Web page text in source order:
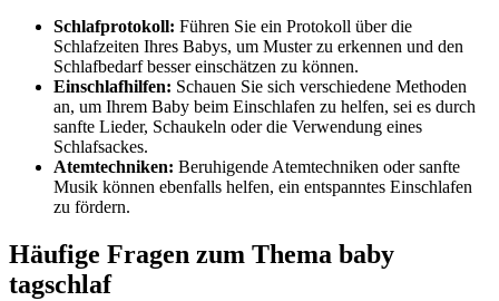
Schlafprotokoll: Führen Sie ein Protokoll über die
Schlafzeiten Ihres Babys, um Muster zu erkennen und den
Schlafbedarf besser einschätzen zu können.
Einschlafhilfen: Schauen Sie sich verschiedene Methoden
an, um Ihrem Baby beim Einschlafen zu helfen, sei es durch
sanfte Lieder, Schaukeln oder die Verwendung eines
Schlafsackes.
Atemtechniken: Beruhigende Atemtechniken oder sanfte
Musik können ebenfalls helfen, ein entspanntes Einschlafen
zu fördern.
Häufige Fragen zum Thema baby
tagschlaf